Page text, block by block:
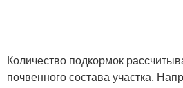
Количество подкормок
почвенного состава участка.